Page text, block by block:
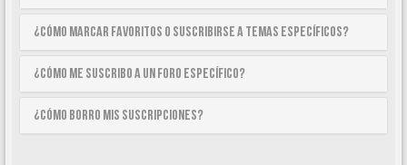
¿Cómo marcar Favoritos o suscribirse a temas específicos?
¿Cómo me suscribo a un foro específico?
¿Cómo borro mis suscripciones?